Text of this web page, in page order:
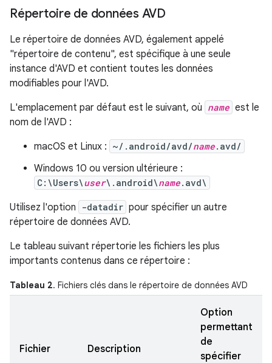
Répertoire de données AVD
Le répertoire de données AVD, également appelé
"répertoire de contenu", est spécifique à une seule
instance d'AVD et contient toutes les données
modifiables pour l'AVD.
L'emplacement par défaut est le suivant, où name est le
nom de l'AVD :
macOS et Linux : ~/.android/avd/name.avd/
Windows 10 ou version ultérieure :
C:\Users\user\.android\name.avd\
Utilisez l'option -datadir pour spécifier un autre
répertoire de données AVD.
Le tableau suivant répertorie les fichiers les plus
importants contenus dans ce répertoire :
Tableau 2. Fichiers clés dans le répertoire de données AVD
Fichier Description
Option
permettant
de
spécifier